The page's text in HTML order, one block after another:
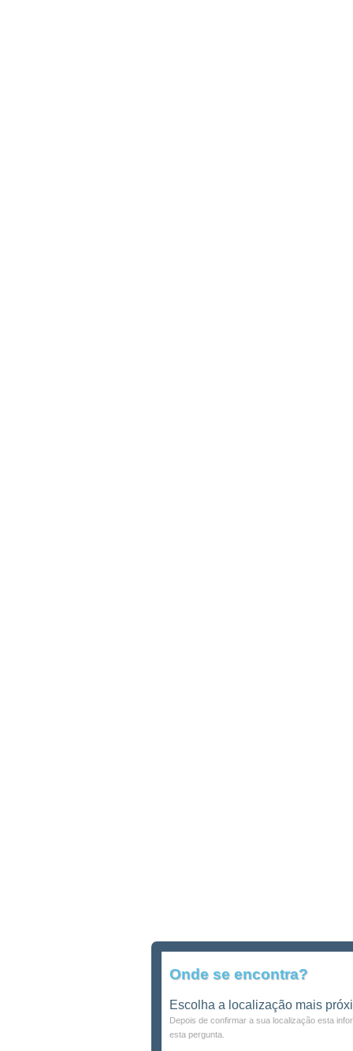
Onde se encontra?
Escolha a localização mais
Depois de confirmar a sua localização esta
esta pergunta.